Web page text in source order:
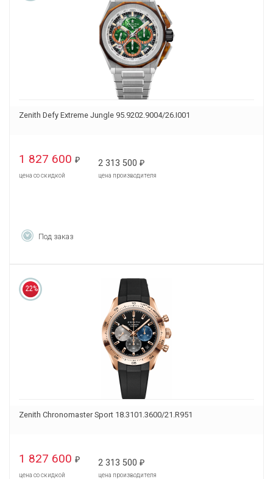
Zenith Defy Extreme Jungle 95.9202.9004/26.I001
1 827 600 ₽
цена со скидкой
2 313 500 ₽
цена производителя
Под заказ
22%
Zenith Chronomaster Sport 18.3101.3600/21.R951
1 827 600 ₽
цена со скидкой
2 313 500 ₽
цена производителя